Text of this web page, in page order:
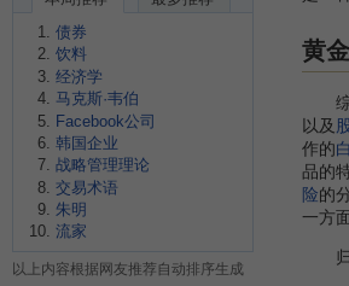
黄
综
以及
作的
品的
险的
一方
归
债券
饮料
经济学
马克斯·韦伯
Facebook公司
韩国企业
战略管理理论
交易术语
朱明
流家
以上内容根据网友推荐自动排序生成